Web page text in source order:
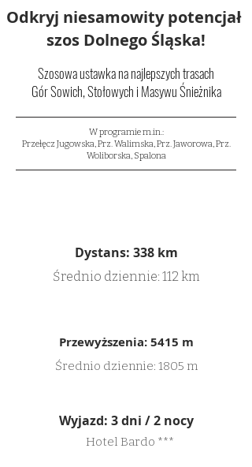
Odkryj niesamowity potencjał
szos Dolnego Śląska!
Szosowa ustawka na najlepszych trasach
Gór Sowich, Stołowych i Masywu Śnieżnika
W programie m.in.:
Przełęcz Jugowska, Prz. Walimska, Prz. Jaworowa, Prz.
Woliborska, Spalona
Dystans: 338 km
Średnio dziennie: 112 km
Przewyższenia: 5415 m
Średnio dziennie: 1805 m
Wyjazd: 3 dni / 2 nocy
Hotel Bardo ***